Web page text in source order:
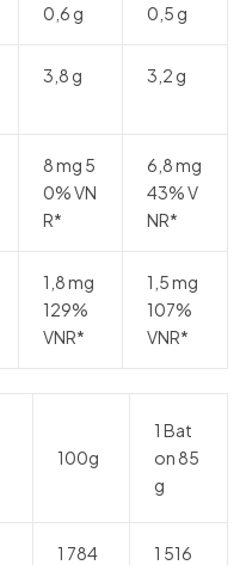
0,6 g 0,5 g
3,8 g 3,2 g
8 mg 5
0% VN
R*
6,8 mg
43% V
NR*
1,8 mg
129%
VNR*
1,5 mg
107%
VNR*
100g
1 Bat
on 85
g
1 784
1 516